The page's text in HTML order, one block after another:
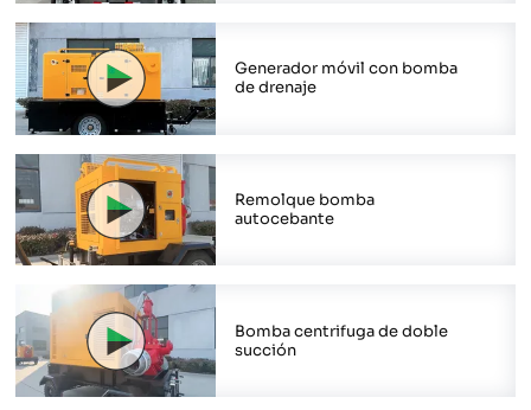
Generador móvil con bomba
de drenaje
Remolque bomba
autocebante
Bomba centrifuga de doble
succión